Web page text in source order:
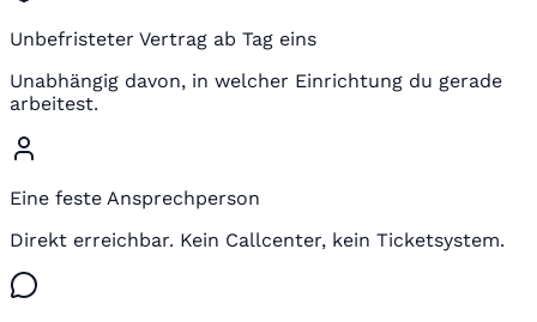
Unbefristeter Vertrag ab Tag eins
Unabhängig davon, in welcher Einrichtung du gerade
arbeitest.
Eine feste Ansprechperson
Direkt erreichbar. Kein Callcenter, kein Ticketsystem.